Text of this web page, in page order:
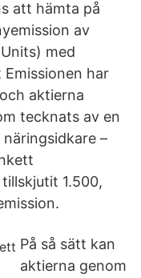
att hämta på
av
med
har
aktierna
tecknats av en
–
1.500,
På så sätt kan
aktierna genom